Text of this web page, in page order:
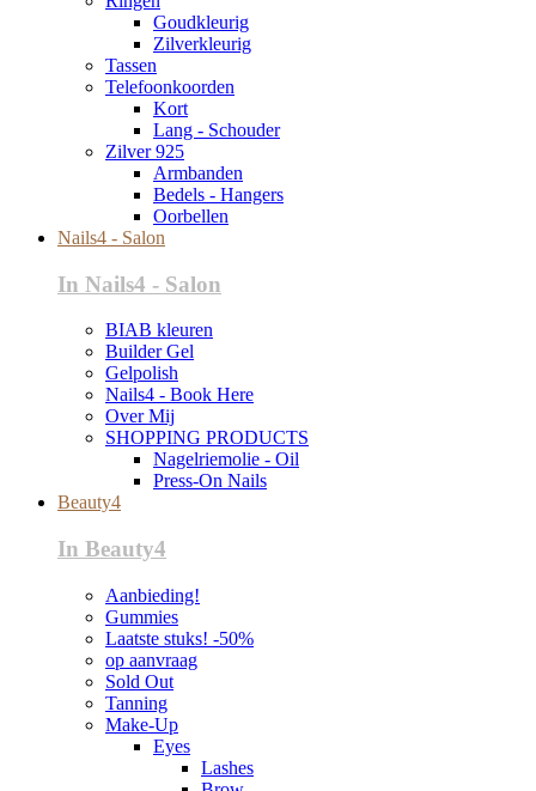
Goudkleurig
Zilverkleurig
Tassen
Telefoonkoorden
Kort
Lang - Schouder
Zilver 925
Armbanden
Bedels - Hangers
Oorbellen
Nails4 - Salon
In Nails4 - Salon
BIAB kleuren
Builder Gel
Gelpolish
Nails4 - Book Here
Over Mij
SHOPPING PRODUCTS
Nagelriemolie - Oil
Press-On Nails
Beauty4
In Beauty4
Aanbieding!
Gummies
Laatste stuks! -50%
op aanvraag
Sold Out
Tanning
Make-Up
Eyes
Lashes